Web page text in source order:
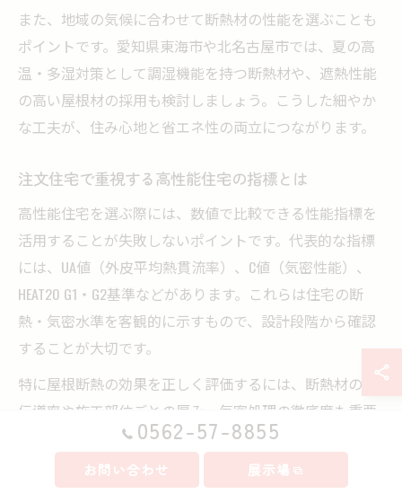
また、地域の気候に合わせて断熱材の性能を選ぶことも
ポイントです。愛知県東海市や北名古屋市では、夏の高
温・多湿対策として調湿機能を持つ断熱材や、遮熱性能
の高い屋根材の採用も検討しましょう。こうした細やか
な工夫が、住み心地と省エネ性の両立につながります。
注文住宅で重視する高性能住宅の指標とは
高性能住宅を選ぶ際には、数値で比較できる性能指標を
活用することが失敗しないポイントです。代表的な指標
には、UA値（外皮平均熱貫流率）、C値（気密性能）、
HEAT20 G1・G2基準などがあります。これらは住宅の断
熱・気密水準を客観的に示すもので、設計段階から確認
することが大切です。
特に屋根断熱の効果を正しく評価するには、断熱材の熱
伝導率や施工部位ごとの厚み、気密処理の徹底度も重要
です。施工会社によっては、実際の測定値を提示してく
れる場合もあるため、具体的な数値を比較検討しましょ
0562-57-8855
お問い合わせ 展示場